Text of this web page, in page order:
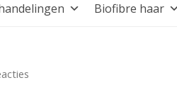
Biofibre haar